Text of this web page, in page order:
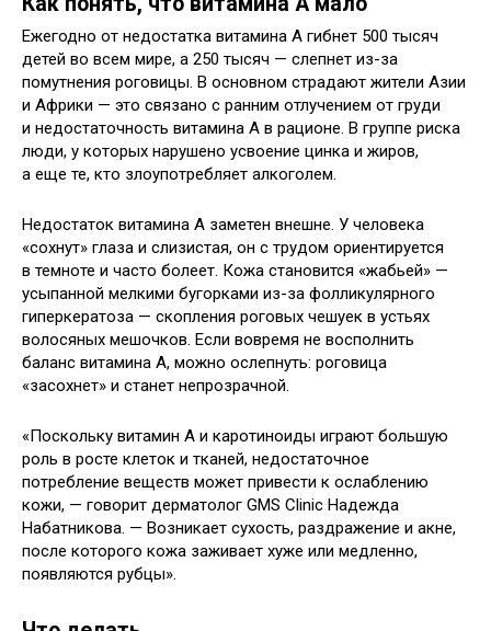
Ежегодно от недостатка витамина А гибнет 500 тысяч
детей во всем мире, а 250 тысяч — слепнет из-за
помутнения роговицы. В основном страдают жители Азии
и Африки — это связано с ранним отлучением от груди
и недостаточность витамина А в рационе. В группе риска
люди, у которых нарушено усвоение цинка и жиров,
а еще те, кто злоупотребляет алкоголем.
Недостаток витамина А заметен внешне. У человека
«сохнут» глаза и слизистая, он с трудом ориентируется
в темноте и часто болеет. Кожа становится «жабьей» —
усыпанной мелкими бугорками из-за фолликулярного
гиперкератоза — скопления роговых чешуек в устьях
волосяных мешочков. Если вовремя не восполнить
баланс витамина А, можно ослепнуть: роговица
«засохнет» и станет непрозрачной.
«Поскольку витамин А и каротиноиды играют ​​большую
роль в росте клеток и тканей, недостаточное
потребление веществ может привести к ослаблению
кожи, — говорит дерматолог GMS Clinic Надежда
Набатникова. — Возникает сухость, раздражение и акне,
после которого кожа заживает хуже или медленно,
появляются рубцы».